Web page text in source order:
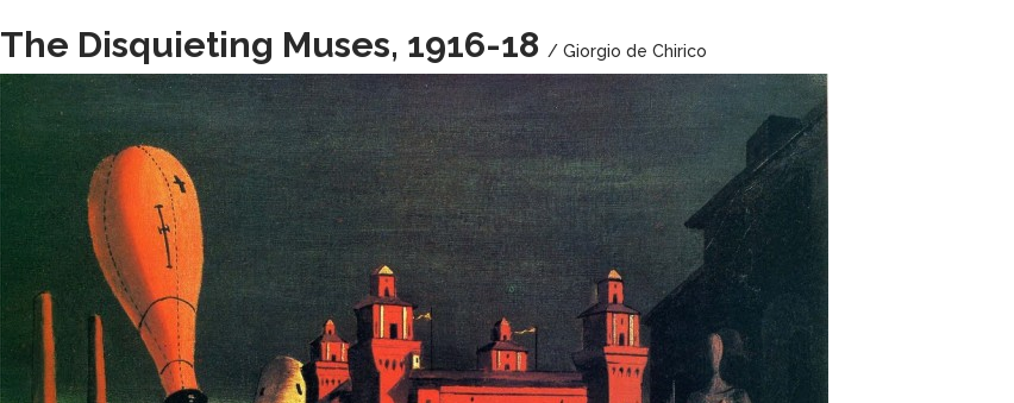
The Disquieting Muses, 1916-18 / Giorgio de Chirico